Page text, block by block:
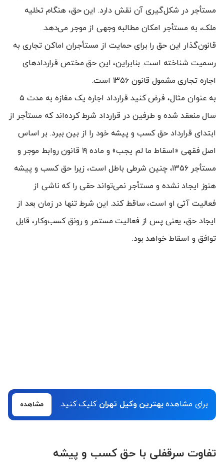
مستأجر در شکل‌گیری آن نقش دارد. این حق، هنگام تخلیه
ملک، به مستأجر امکان مطالبه وجهی از موجر می‌دهد.
قانون‌گذار این حق را برای حمایت از مستأجران اماکن تجاری به
رسمیت شناخته است. بنابراین، این حق مختص قراردادهای
اجاره تجاری مشمول قانون ۱۳۵۶ است.
به عنوان مثال، فرض کنید قرارداد اجاره یک مغازه به مدت ۵
سال منعقد شده و طرفین در قرارداد شرط کرده‌اند که مستأجر از
ابتدای قرارداد حق کسب و پیشه خود را از بین ببرد. بر اساس
اصل فقهی «اسقاط ما لم یجب» و ماده ۱۹ قانون روابط موجر و
مستأجر ۱۳۵۶، چنین شرطی باطل است، زیرا حق کسب و پیشه
هنوز ایجاد نشده و مستأجر نمی‌تواند حقی را که ناشی از
فعالیت آتی او است، ساقط کند. این شرط تنها در زمان بعد از
ایجاد حق، یعنی پس از فعالیت مستمر و رونق کسب‌وکار، قابل
توافق و اسقاط خواهد بود.
برای مشاهدهبهترین وکیل تهران کلیک کنید. مشاهده
تفاوت سرقفلی با حق کسب و پیشه